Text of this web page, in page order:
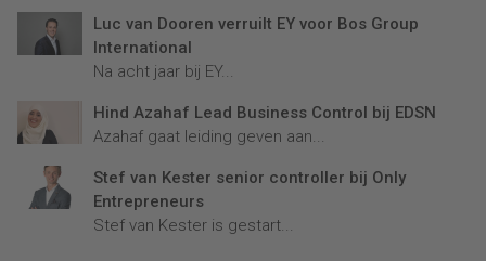
Luc van Dooren verruilt EY voor Bos Group
International
Na acht jaar bij EY...
Hind Azahaf Lead Business Control bij EDSN
Azahaf gaat leiding geven aan...
Stef van Kester senior controller bij Only
Entrepreneurs
Stef van Kester is gestart...